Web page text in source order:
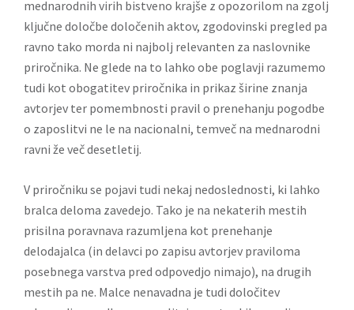
mednarodnih virih bistveno krajše z opozorilom na zgolj
ključne določbe določenih aktov, zgodovinski pregled pa
ravno tako morda ni najbolj relevanten za naslovnike
priročnika. Ne glede na to lahko obe poglavji razumemo
tudi kot obogatitev priročnika in prikaz širine znanja
avtorjev ter pomembnosti pravil o prenehanju pogodbe
o zaposlitvi ne le na nacionalni, temveč na mednarodni
ravni že več desetletij.
V priročniku se pojavi tudi nekaj nedoslednosti, ki lahko
bralca deloma zavedejo. Tako je na nekaterih mestih
prisilna poravnava razumljena kot prenehanje
delodajalca (in delavci po zapisu avtorjev praviloma
posebnega varstva pred odpovedjo nimajo), na drugih
mestih pa ne. Malce nenavadna je tudi določitev